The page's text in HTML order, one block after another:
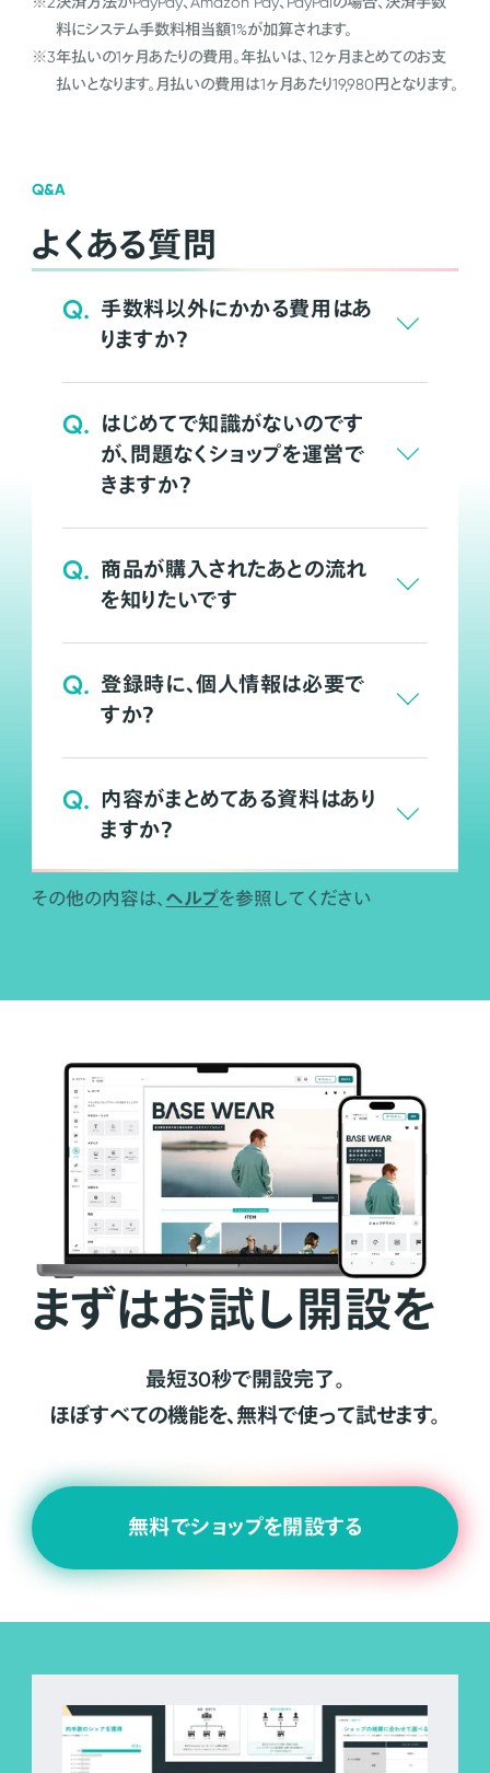
料にシステム手数料相当額1%が加算されます。
※3年払いの1ヶ月あたりの費用。年払いは、12ヶ月まとめてのお支
払いとなります。月払いの費用は1ヶ月あたり19,980円となります。
Q&A
よくある質問
Q. 手数料以外にかかる費用はあ
りますか？
Q. はじめてで知識がないのです
が、問題なくショップを運営で
きますか？
Q. 商品が購入されたあとの流れ
を知りたいです
Q. 登録時に、個人情報は必要で
すか？
Q. 内容がまとめてある資料はあり
ますか？
その他の内容は、 ヘルプを参照してください
まずはお試し開設を
最短30秒で開設完了。
ほぼすべての機能を、無料で使って試せます。
無料でショップを開設する